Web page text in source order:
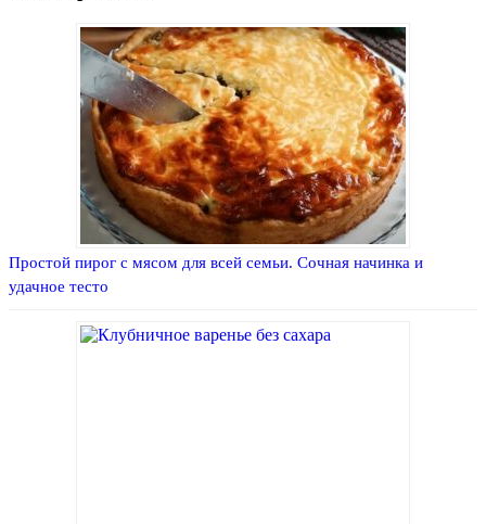
Простой пирог с мясом для всей семьи. Сочная начинка и
удачное тесто